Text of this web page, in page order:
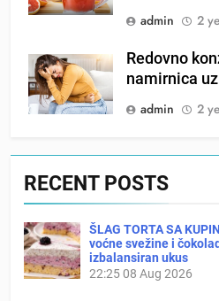
admin
2
Redovno
namirnica
admin
2
RECENT POSTS
ŠLAG TORTA SA
voćne svežine i
izbalansiran ukus
22:2508 Aug 2026